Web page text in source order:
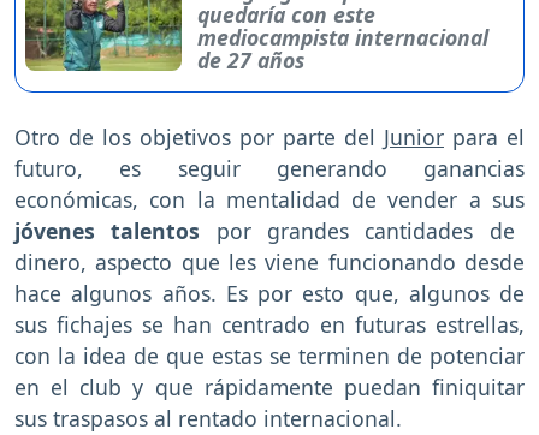
quedaría con este
mediocampista internacional
de 27 años
Otro de los objetivos por parte del Junior para el
futuro, es seguir generando ganancias
económicas, con la mentalidad de vender a sus
jóvenes talentos por grandes cantidades de
dinero, aspecto que les viene funcionando desde
hace algunos años. Es por esto que, algunos de
sus fichajes se han centrado en futuras estrellas,
con la idea de que estas se terminen de potenciar
en el club y que rápidamente puedan finiquitar
sus traspasos al rentado internacional.